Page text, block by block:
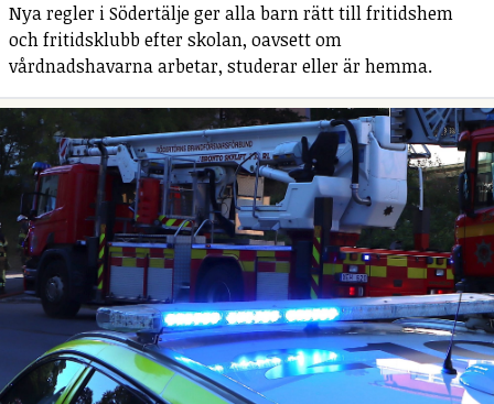
Nya regler i Södertälje ger alla barn rätt till fritidshem
och fritidsklubb efter skolan, oavsett om
vårdnadshavarna arbetar, studerar eller är hemma.